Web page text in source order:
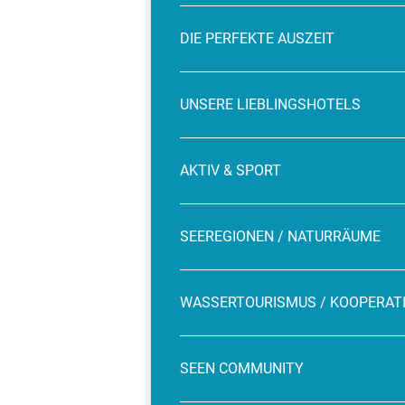
DIE PERFEKTE AUSZEIT
UNSERE LIEBLINGSHOTELS
AKTIV & SPORT
SEEREGIONEN / NATURRÄUME
WASSERTOURISMUS /
SEEN COMMUNITY